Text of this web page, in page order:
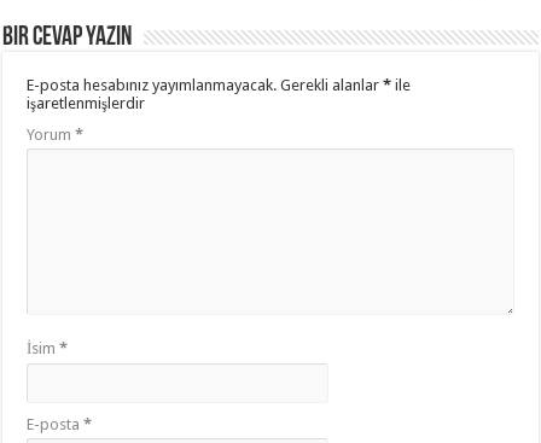
Bir cevap yazın
E-posta hesabınız yayımlanmayacak. Gerekli alanlar* ile
işaretlenmişlerdir
Yorum*
İsim*
E-posta*